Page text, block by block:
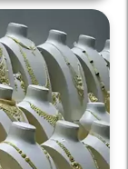
أخبار محلية